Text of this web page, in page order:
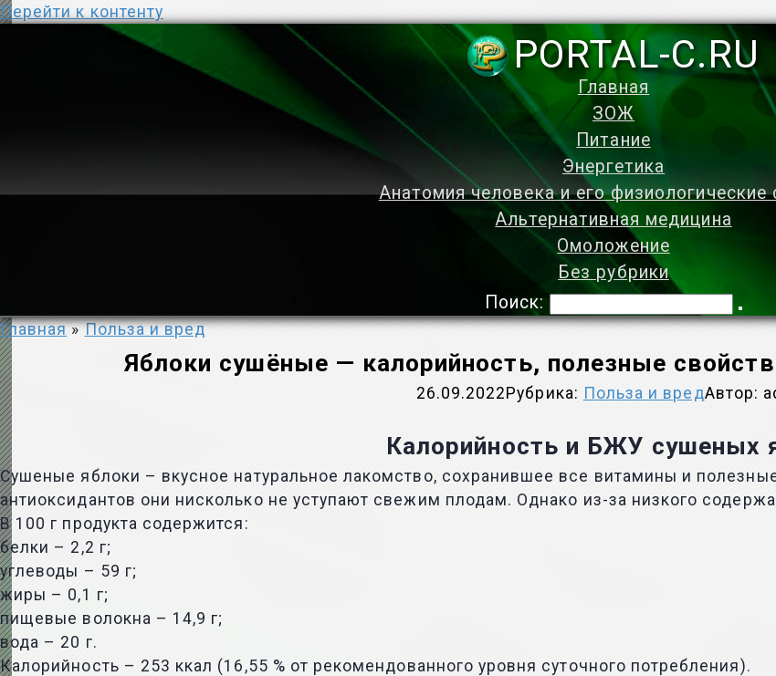
Перейти к контенту
PORTAL-C.RU
Главная
ЗОЖ
Питание
Энергетика
Анатомия человека и его физиологические
Альтернативная медицина
Омоложение
Без рубрики
Поиск:
Главная » Польза и вред
Яблоки сушёные — калорийность, полезные
26.09.2022 Рубрика: Польза и вредАвтор:
Калорийность и БЖУ сушеных
Сушеные яблоки – вкусное натуральное лакомство, сохранившее все витамины и
антиоксидантов они нисколько не уступают свежим плодам. Однако из-за низкого
В 100 г продукта содержится:
белки – 2,2 г;
углеводы – 59 г;
жиры – 0,1 г;
пищевые волокна – 14,9 г;
вода – 20 г.
Калорийность – 253 ккал (16,55 % от рекомендованного уровня суточного потребления).